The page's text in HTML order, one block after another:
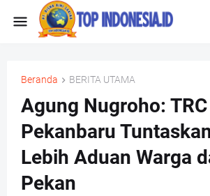
Beranda BERITA UTAMA
Agung Nugroho:
Pekanbaru
Lebih Aduan Warga
Pekan